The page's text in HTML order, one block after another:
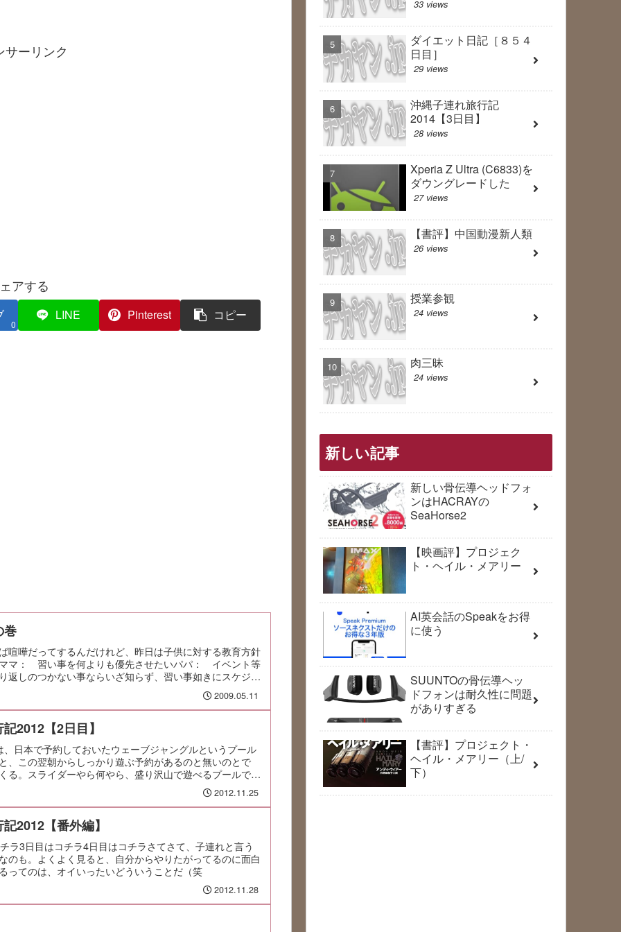
サーリンク
アする
0
LINE Pinterest コピー
巻
喧嘩だってするんだけれど、昨日は子供に対する教育方針
マ： 習い事を何よりも優先させたいパパ： イベント等
返しのつかない事ならいざ知らず、習い事如きにスケジュ
2009.05.11
2012【2日目】
日本で予約しておいたウェーブジャングルというプール
この翌朝からしっかり遊ぶ予約があるのと無いのとで
る。スライダーやら何やら、盛り沢山で遊べるプールで、
2012.11.25
2012【番外編】
ラ3日目はコチラ4日目はコチラさてさて、子連れと言う
のも。よくよく見ると、自分からやりたがってるのに面白
ってのは、オイいったいどういうことだ（笑
2012.11.28
33 views
ダイエット日記［８５４
日目］
29 views
沖縄子連れ旅行記
2014【3日目】
28 views
Xperia Z Ultra (C6833)を
ダウングレードした
27 views
【書評】中国動漫新人類
26 views
授業参観
24 views
肉三昧
24 views
新しい記事
新しい骨伝導ヘッドフォ
ンはHACRAYの
SeaHorse2
【映画評】プロジェク
ト・ヘイル・メアリー
AI英会話のSpeakをお得
に使う
SUUNTOの骨伝導ヘッ
ドフォンは耐久性に問題
がありすぎる
【書評】プロジェクト・
ヘイル・メアリー（上/
下）